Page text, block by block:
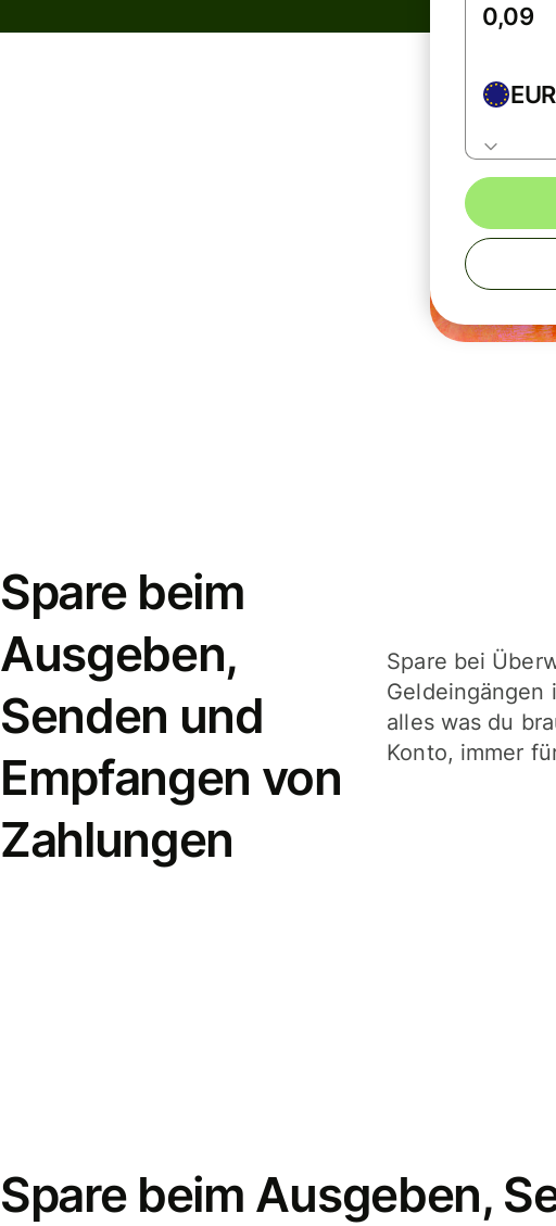
EUR
Spare beim
Ausgeben,
Senden und
Empfangen von
Zahlungen
Spare bei
Geldeingängen
alles was du
Konto, immer
Spare beim Ausgeben,